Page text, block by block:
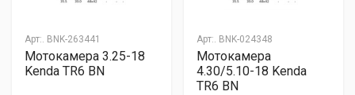
Арт:. BNK-263441
Мотокамера 3.25-18
Kenda TR6 BN
Арт:. BNK-024348
Мотокамера
4.30/5.10-18 Kenda
TR6 BN